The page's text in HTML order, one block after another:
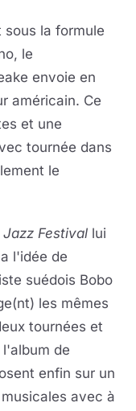
sous la formule
le
envoie en
américain. Ce
et une
tournée dans
le
Festival lui
l'idée de
suédois Bobo
les mêmes
tournées et
de
enfin sur un
avec à